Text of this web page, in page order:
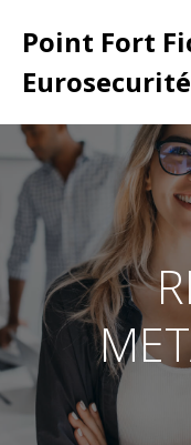
Point Fort